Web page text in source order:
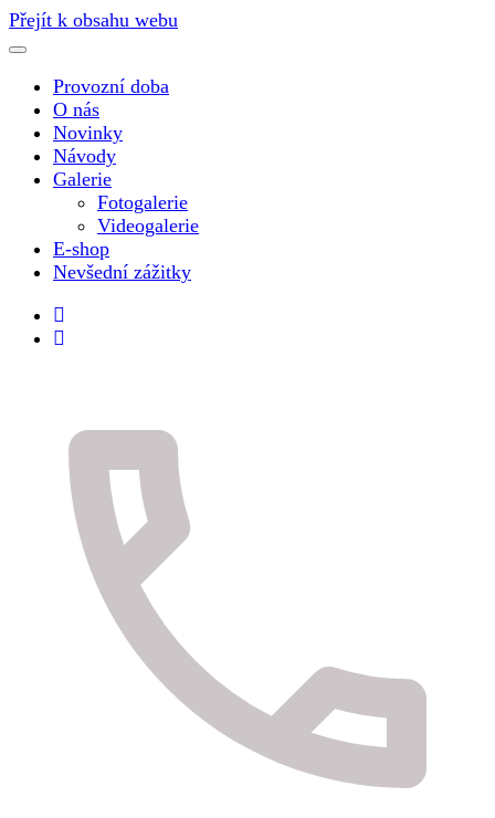
Přejít k obsahu webu
Provozní doba
O nás
Novinky
Návody
Galerie
Fotogalerie
Videogalerie
E-shop
Nevšední zážitky